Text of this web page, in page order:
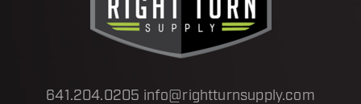
641.204.0205 info@rightturnsupply.com